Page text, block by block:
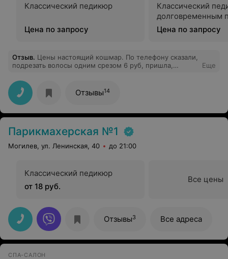
Классический педикюр
Цена по запросу
Классический
долговременным
Цена по запросу
Отзыв. Цены настоящий кошмар. По телефону сказали,
подрезать волосы одним срезом 6 руб, пришла,
12 руб!!! По телефону говорят одно, а на кассе совсем
другое! Плюс конечно всему этому, мастер обрезал
намного больше заявленного.
Еще
Отзывы14
Парикмахерская №1
Могилев, ул. Ленинская, 40 до 21:00
Классический педикюр
от 18 руб.
Все цены
Отзывы3 Все адреса
СПА-САЛОН